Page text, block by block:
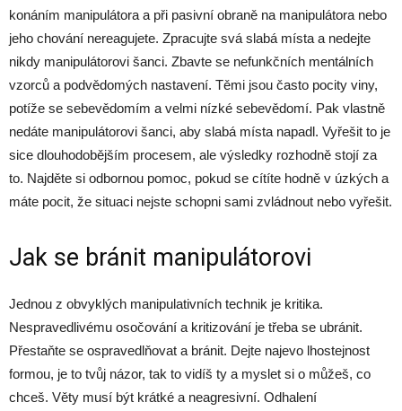
konáním manipulátora a při pasivní obraně na manipulátora nebo
jeho chování nereagujete. Zpracujte svá slabá místa a nedejte
nikdy manipulátorovi šanci. Zbavte se nefunkčních mentálních
vzorců a podvědomých nastavení. Těmi jsou často pocity viny,
potíže se sebevědomím a velmi nízké sebevědomí. Pak vlastně
nedáte manipulátorovi šanci, aby slabá místa napadl. Vyřešit to je
sice dlouhodobějším procesem, ale výsledky rozhodně stojí za
to. Najděte si odbornou pomoc, pokud se cítíte hodně v úzkých a
máte pocit, že situaci nejste schopni sami zvládnout nebo vyřešit.
Jak se bránit manipulátorovi
Jednou z obvyklých manipulativních technik je kritika.
Nespravedlivému osočování a kritizování je třeba se ubránit.
Přestaňte se ospravedlňovat a bránit. Dejte najevo lhostejnost
formou, je to tvůj názor, tak to vidíš ty a myslet si o můžeš, co
chceš. Věty musí být krátké a neagresivní. Odhalení